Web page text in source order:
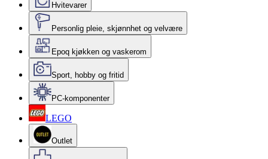
Hvitevarer
Personlig pleie, skjønnhet og velvære
Epoq kjøkken og vaskerom
Sport, hobby og fritid
PC-komponenter
LEGO
Outlet